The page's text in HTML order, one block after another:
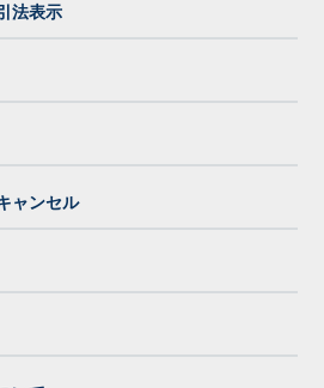
法表示
ャンセル